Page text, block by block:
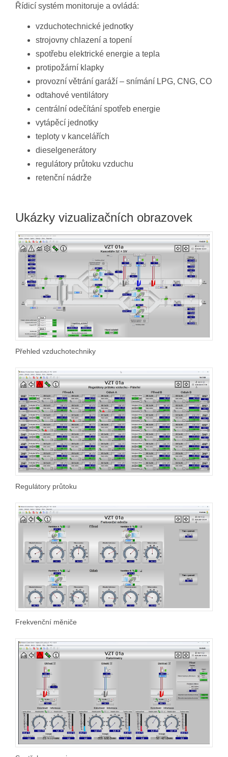
Řídicí systém monitoruje a ovládá:
vzduchotechnické jednotky
strojovny chlazení a topení
spotřebu elektrické energie a tepla
protipožární klapky
provozní větrání garáží – snímání LPG, CNG, CO
odtahové ventilátory
centrální odečítání spotřeb energie
vytápěcí jednotky
teploty v kancelářích
dieselgenerátory
regulátory průtoku vzduchu
retenční nádrže
Ukázky vizualizačních obrazovek
Přehled vzduchotechniky
Regulátory průtoku
Frekvenční měniče